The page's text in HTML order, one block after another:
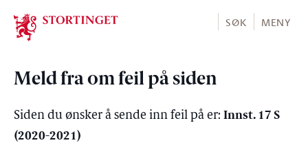
Stortinget.no
SØK MENY
Meld fra om feil på siden
Siden du ønsker å sende inn feil på er: Innst. 17 S
(2020-2021)